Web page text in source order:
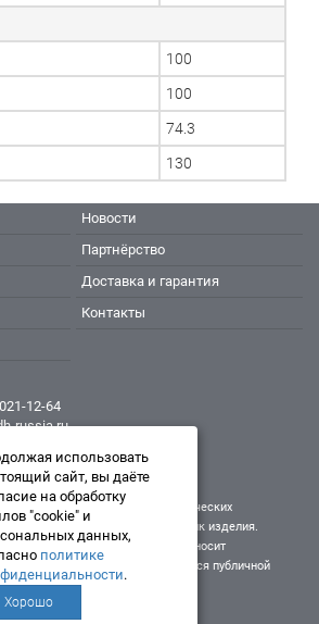
100
100
74.3
130
Новости
Партнёрство
Доставка и гарантия
Контакты
12-64
russia.ru
- Дахуа
его внешнем виде и технических
от реальных характеристик изделия.
на данном интернет-ресурсе, носит
ни при каких условиях не является публичной
Статьи 437 (2) ГК РФ.
использовать
сайт, вы даёте
на обработку
"cookie" и
данных,
политике
.
Хорошо